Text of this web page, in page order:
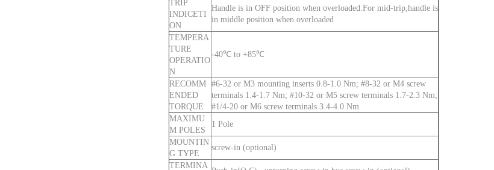
TRIP
INDICETI
ON
Handle is in OFF position when overloaded.For mid-trip,handle is
in middle position when overloaded
TEMPERA
TURE
OPERATIO
N
-40℃ to +85℃
RECOMM
ENDED
TORQUE
#6-32 or M3 mounting inserts 0.8-1.0 Nm; #8-32 or M4 screw
terminals 1.4-1.7 Nm; #10-32 or M5 screw terminals 1.7-2.3 Nm;
#1/4-20 or M6 screw terminals 3.4-4.0 Nm
MAXIMU
M POLES
1 Pole
MOUNTIN
G TYPE
screw-in (optional)
TERMINA